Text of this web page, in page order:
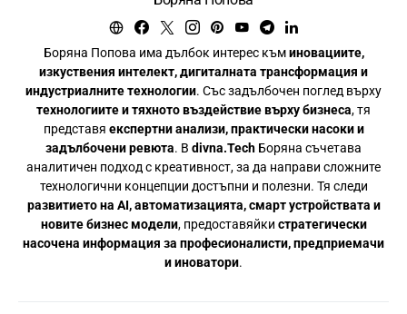
Боряна Попова има дълбок интерес къминовациите,
изкуствения интелект, дигиталната трансформация и
индустриалните технологии. Със задълбочен поглед върху
технологиите и тяхното въздействие върху бизнеса, тя
представя експертни анализи, практически насоки и
задълбочени ревюта. В divna.Tech Боряна съчетава
аналитичен подход с креативност, за да направи сложните
технологични концепции достъпни и полезни. Тя следи
развитието на AI, автоматизацията, смарт устройствата и
новите бизнес модели, предоставяйки стратегически
насочена информация за професионалисти, предприемачи
и иноватори.